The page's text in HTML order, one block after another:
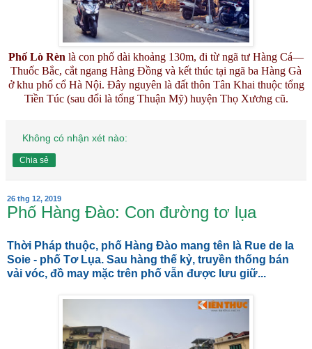
Phố Lò Rèn là con phố dài khoảng 130m, đi từ ngã tư Hàng Cá—
Thuốc Bắc, cắt ngang Hàng Đồng và kết thúc tại ngã ba Hàng Gà
ở khu phố cổ Hà Nội. Đây nguyên là đất thôn Tân Khai thuộc tổng
Tiền Túc (sau đổi là tổng Thuận Mỹ) huyện Thọ Xương cũ.
Không có nhận xét nào:
Chia sẻ
26 thg 12, 2019
Phố Hàng Đào: Con đường tơ lụa
Thời Pháp thuộc, phố Hàng Đào mang tên là Rue de la
Soie - phố Tơ Lụa. Sau hàng thế kỷ, truyền thống bán
vải vóc, đồ may mặc trên phố vẫn được lưu giữ...